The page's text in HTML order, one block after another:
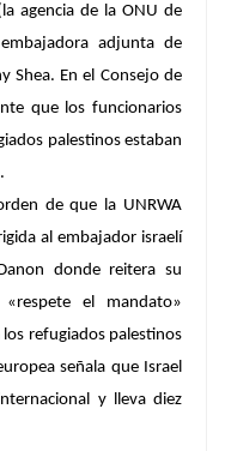
agencia de la ONU de
adjunta de
Shea. En el Consejo de
que los funcionarios
palestinos estaban
de que la UNRWA
al embajador israelí
donde reitera su
el mandato»
refugiados palestinos
señala que Israel
y lleva diez